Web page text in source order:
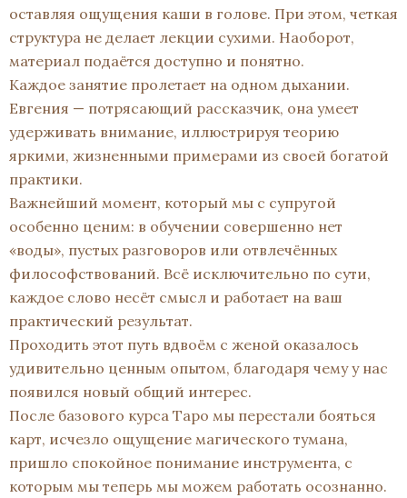
оставляя ощущения каши в голове. При этом, четкая
структура не делает лекции сухими. Наоборот,
материал подаётся доступно и понятно.
Каждое занятие пролетает на одном дыхании.
Евгения — потрясающий рассказчик, она умеет
удерживать внимание, иллюстрируя теорию
яркими, жизненными примерами из своей богатой
практики.
Важнейший момент, который мы с супругой
особенно ценим: в обучении совершенно нет
«воды», пустых разговоров или отвлечённых
философствований. Всё исключительно по сути,
каждое слово несёт смысл и работает на ваш
практический результат.
Проходить этот путь вдвоём с женой оказалось
удивительно ценным опытом, благодаря чему у нас
появился новый общий интерес.
После базового курса Таро мы перестали бояться
карт, исчезло ощущение магического тумана,
пришло спокойное понимание инструмента, с
которым мы теперь мы можем работать осознанно.